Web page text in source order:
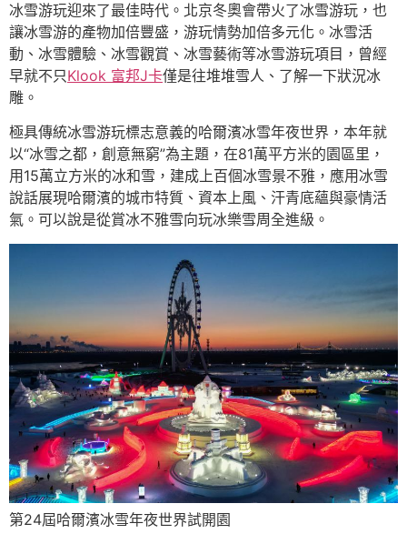
冰雪游玩迎來了最佳時代。北京冬奧會帶火了冰雪游玩，也
讓冰雪游的產物加倍豐盛，游玩情勢加倍多元化。冰雪活
動、冰雪體驗、冰雪觀賞、冰雪藝術等冰雪游玩項目，曾經
早就不只Klook 富邦J卡僅是往堆堆雪人、了解一下狀況冰
雕。
極具傳統冰雪游玩標志意義的哈爾濱冰雪年夜世界，本年就
以“冰雪之都，創意無窮”為主題，在81萬平方米的園區里，
用15萬立方米的冰和雪，建成上百個冰雪景不雅，應用冰雪
說話展現哈爾濱的城市特質、資本上風、汗青底蘊與豪情活
氣。可以說是從賞冰不雅雪向玩冰樂雪周全進級。
第24屆哈爾濱冰雪年夜世界試開園